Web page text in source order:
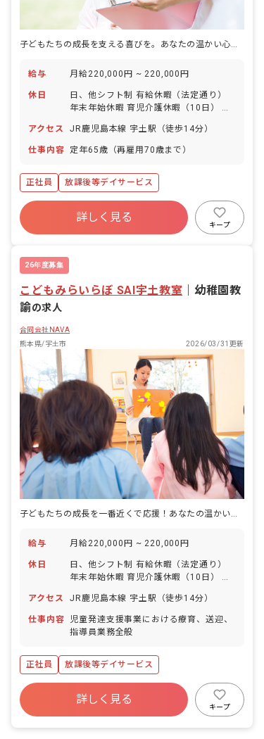
給与 月給220,000円 ~ 220,000円
休日
日、他シフト制 有給休暇（法定通り）
年末年始休暇 育児介護休暇（10日） 特
アクセス
JR鹿児島本線 宇土駅（徒歩14分）
仕事内容 定年65歳（再雇用70歳まで）
正社員 放課後等デイサービス
詳しく見る
キープ
26年度募集
こどもみらいらぼ SAI宇土教室
幼稚園教
諭の求人
合同会社NAVA
熊本県/宇土市
2026/03/31更新
給与 月給220,000円 ~ 220,000円
休日
日、他シフト制 有給休暇（法定通り）
年末年始休暇 育児介護休暇（10日） 特
アクセス
JR鹿児島本線 宇土駅（徒歩14分）
仕事内容
児童発達支援事業における療育、送迎、
指導員業務全般
正社員 放課後等デイサービス
詳しく見る
キープ